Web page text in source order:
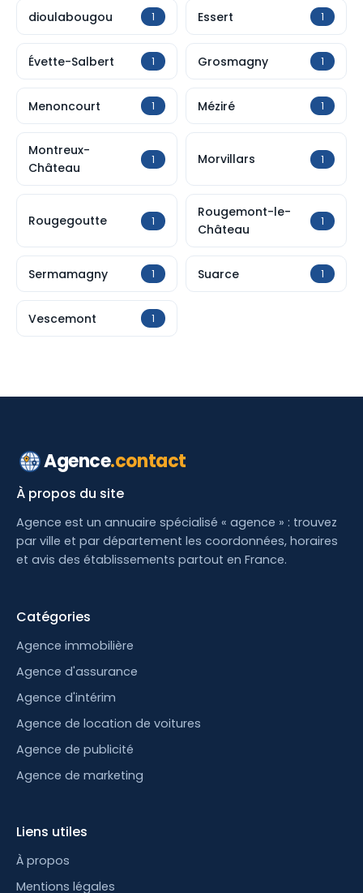
dioulabougou 1 Essert 1
Évette-Salbert 1 Grosmagny 1
Menoncourt 1 Méziré 1
Montreux-
Château
1 Morvillars 1
Rougegoutte 1
Rougemont-le-
Château
1
Sermamagny 1 Suarce 1
Vescemont 1
Agence.contact
À propos du site
Agence est un annuaire spécialisé « agence » : trouvez
par ville et par département les coordonnées, horaires
et avis des établissements partout en France.
Catégories
Agence immobilière
Agence d'assurance
Agence d'intérim
Agence de location de voitures
Agence de publicité
Agence de marketing
Liens utiles
À propos
Mentions légales